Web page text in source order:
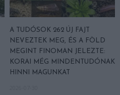
A TUDÓSOK 262 ÚJ FAJT
NEVEZTEK MEG, ÉS A FÖLD
MEGINT FINOMAN JELEZTE:
KORAI MÉG MINDENTUDÓNAK
HINNI MAGUNKAT